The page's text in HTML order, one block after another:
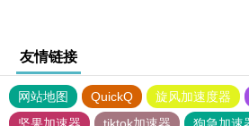
友情链接
网站地图 QuickQ 旋风加速度器